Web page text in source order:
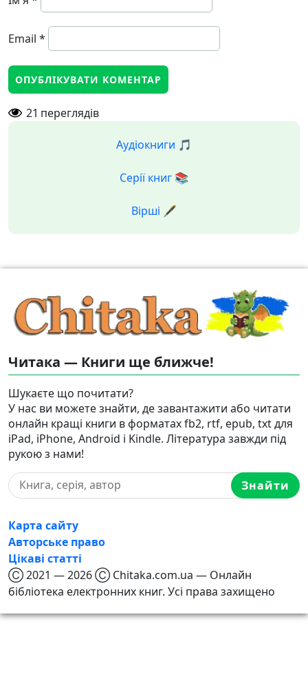
Email *
21 переглядів
Аудіокниги 🎵
Серії книг 📚
Вірші 🖋️
Читака — Книги ще ближче!
Шукаєте що почитати?
У нас ви можете знайти, де завантажити або читати
онлайн кращі книги в форматах fb2, rtf, epub, txt для
iPad, iPhone, Android і Kindle. Література завжди під
рукою з нами!
Знайти
Карта сайту
Авторське право
Цікаві статті
Ⓒ 2021 — 2026 Ⓒ Chitaka.com.ua — Онлайн
бібліотека електронних книг. Усі права захищено